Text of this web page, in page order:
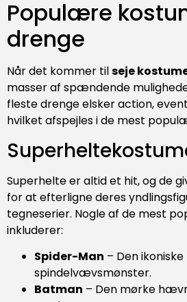
Populære
drenge
Når det kommer tilseje
masser af spændende
fleste drenge elsker action,
hvilket afspejles i de mest
Superhelte er altid et hit, og de
for at efterligne deres
tegneserier. Nogle af de mest
inkluderer:
Spider-Man – Den
spindelvævsmønster.
Batman – Den mørke